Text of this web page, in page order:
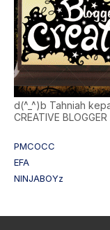
d(^_^)b Tahniah
CREATIVE
PMCOCC
EFA
NINJABOYz